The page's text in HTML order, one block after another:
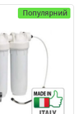
Популярний